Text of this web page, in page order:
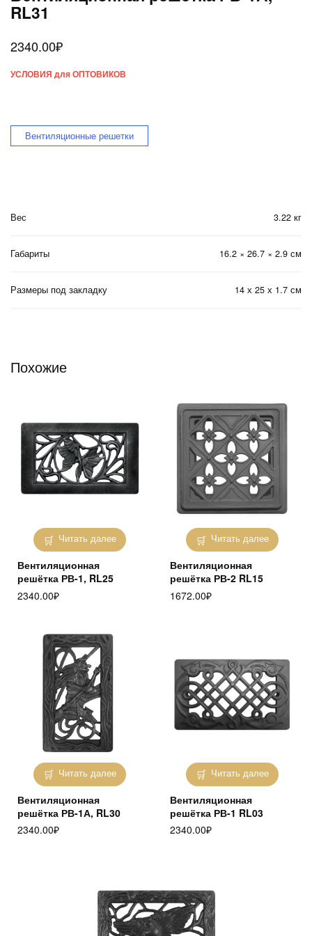
RL31
2340.00₽
УСЛОВИЯ для ОПТОВИКОВ
Вентиляционные решетки
Вес 3.22 кг
Габариты 16.2 × 26.7 × 2.9 см
Размеры под закладку 14 х 25 х 1.7 см
Похожие
Читать далее
Вентиляционная
решётка РВ-1, RL25
2340.00₽
Читать далее
Вентиляционная
решётка РВ-2 RL15
1672.00₽
Читать далее
Вентиляционная
решётка РВ-1А, RL30
2340.00₽
Читать далее
Вентиляционная
решётка РВ-1 RL03
2340.00₽